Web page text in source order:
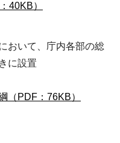
40KB）
おいて、庁内各部の総
に設置
（PDF：76KB）